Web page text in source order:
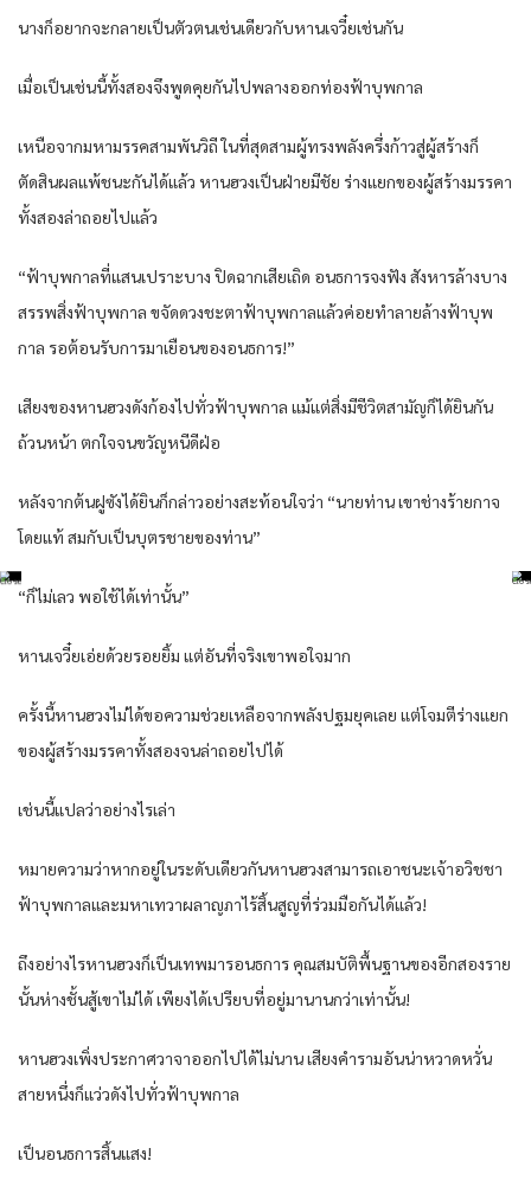
นางก็อยากจะกลายเป็นตัวตนเช่นเดียวกับหานเจวี๋ยเช่นกัน
เมื่อเป็นเช่นนี้ทั้งสองจึงพูดคุยกันไปพลางออกท่องฟ้าบุพกาล
เหนือจากมหามรรคสามพันวิถี ในที่สุดสามผู้ทรงพลังครึ่งก้าวสู่ผู้สร้างก็
ตัดสินผลแพ้ชนะกันได้แล้ว หานฮวงเป็นฝ่ายมีชัย ร่างแยกของผู้สร้างมรรคา
ทั้งสองล่าถอยไปแล้ว
“ฟ้าบุพกาลที่แสนเปราะบาง ปิดฉากเสียเถิด อนธการจงฟัง สังหารล้างบาง
สรรพสิ่งฟ้าบุพกาล ขจัดดวงชะตาฟ้าบุพกาลแล้วค่อยทำลายล้างฟ้าบุพ
กาล รอต้อนรับการมาเยือนของอนธการ!”
เสียงของหานฮวงดังก้องไปทั่วฟ้าบุพกาล แม้แต่สิ่งมีชีวิตสามัญก็ได้ยินกัน
ถ้วนหน้า ตกใจจนขวัญหนีดีฝ่อ
หลังจากต้นฝูซังได้ยินก็กล่าวอย่างสะท้อนใจว่า “นายท่าน เขาช่างร้ายกาจ
โดยแท้ สมกับเป็นบุตรชายของท่าน”
“ก็ไม่เลว พอใช้ได้เท่านั้น”
หานเจวี๋ยเอ่ยด้วยรอยยิ้ม แต่อันที่จริงเขาพอใจมาก
ครั้งนี้หานฮวงไม่ได้ขอความช่วยเหลือจากพลังปฐมยุคเลย แต่โจมตีร่างแยก
ของผู้สร้างมรรคาทั้งสองจนล่าถอยไปได้
เช่นนี้แปลว่าอย่างไรเล่า
หมายความว่าหากอยู่ในระดับเดียวกันหานฮวงสามารถเอาชนะเจ้าอวิชชา
ฟ้าบุพกาลและมหาเทวาผลาญภาไร้สิ้นสูญที่ร่วมมือกันได้แล้ว!
ถึงอย่างไรหานฮวงก็เป็นเทพมารอนธการ คุณสมบัติพื้นฐานของอีกสองราย
นั้นห่างชั้นสู้เขาไม่ได้ เพียงได้เปรียบที่อยู่มานานกว่าเท่านั้น!
หานฮวงเพิ่งประกาศวาจาออกไปได้ไม่นาน เสียงคำรามอันน่าหวาดหวั่น
สายหนึ่งก็แว่วดังไปทั่วฟ้าบุพกาล
เป็นอนธการสิ้นแสง!